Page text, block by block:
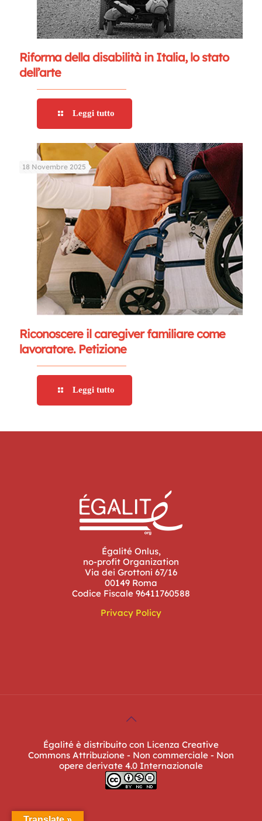
Riforma della disabilità in Italia, lo stato
dell’arte
Leggi tutto
18 Novembre 2025
Riconoscere il caregiver familiare come
lavoratore. Petizione
Leggi tutto
Égalité Onlus,
no-profit Organization
Via dei Grottoni 67/16
00149 Roma
Codice Fiscale 96411760588
Privacy Policy
Égalité è distribuito con Licenza Creative
Commons Attribuzione - Non commerciale - Non
opere derivate 4.0 Internazionale